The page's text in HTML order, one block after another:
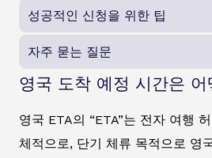
성공적인 신청을 위한 팁
자주 묻는 질문
영국 도착 예정 시간은 어
영국 ETA의 “ETA”는 전자 여행
체적으로, 단기 체류 목적으로 영